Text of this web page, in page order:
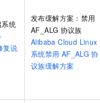
统
复说
发布缓解方案：禁用
AF_ALG 协议族
Alibaba Cloud Linux
系统禁用 AF_ALG 协
议族缓解方案
-应用模版
和解决方案
大模
Qoder
面向真实
秒悟
自动承
建站小
模板建站